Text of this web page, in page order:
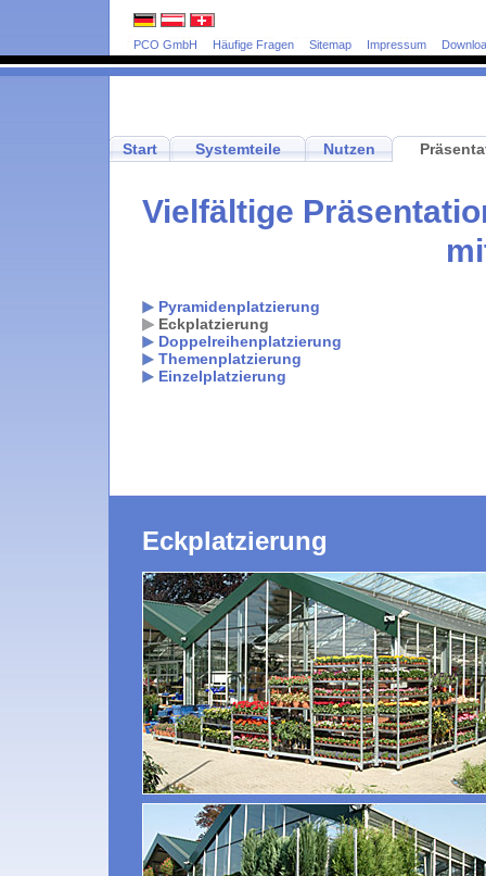
PCO GmbH Häufige Fragen Sitemap Impressum
Start Systemteile Nutzen
Vielfältige
Pyramidenplatzierung
Eckplatzierung
Doppelreihenplatzierung
Themenplatzierung
Einzelplatzierung
Eckplatzierung